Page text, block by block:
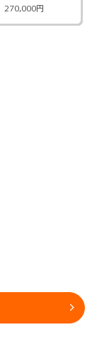
270,000円